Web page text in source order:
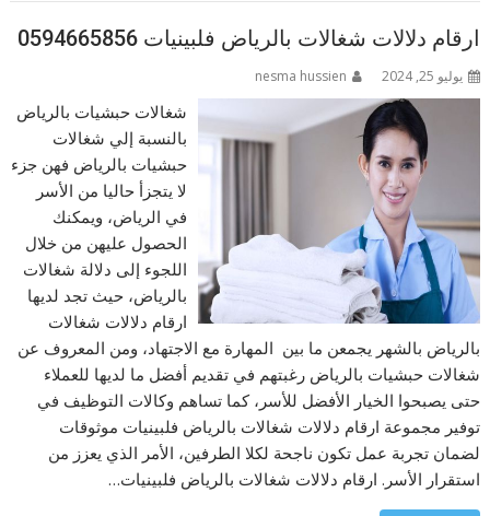
ارقام دلالات شغالات بالرياض فلبينيات 0594665856
يوليو 25, 2024 nesma hussien
شغالات حبشيات بالرياض
بالنسبة إلي شغالات
حبشيات بالرياض فهن جزء
لا يتجزأ حاليا من الأسر
في الرياض، ويمكنك
الحصول عليهن من خلال
اللجوء إلى دلالة شغالات
بالرياض، حيث تجد لديها
ارقام دلالات شغالات
بالرياض بالشهر يجمعن ما بين المهارة مع الاجتهاد، ومن المعروف عن
شغالات حبشيات بالرياض رغبتهم في تقديم أفضل ما لديها للعملاء
حتى يصبحوا الخيار الأفضل للأسر، كما تساهم وكالات التوظيف في
توفير مجموعة ارقام دلالات شغالات بالرياض فلبينيات موثوقات
لضمان تجربة عمل تكون ناجحة لكلا الطرفين، الأمر الذي يعزز من
استقرار الأسر. ارقام دلالات شغالات بالرياض فلبينيات…